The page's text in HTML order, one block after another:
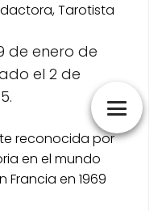
Tarotista
de enero de
el 2 de
reconocida por
en el mundo
Francia en 1969